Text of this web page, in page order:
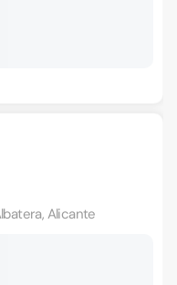
Alicante